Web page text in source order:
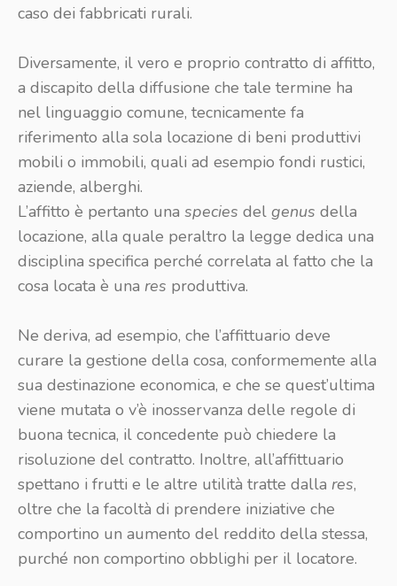
caso dei fabbricati rurali.
Diversamente, il vero e proprio contratto di affitto,
a discapito della diffusione che tale termine ha
nel linguaggio comune, tecnicamente fa
riferimento alla sola locazione di beni produttivi
mobili o immobili, quali ad esempio fondi rustici,
aziende, alberghi.
L’affitto è pertanto una species del genus della
locazione, alla quale peraltro la legge dedica una
disciplina specifica perché correlata al fatto che la
cosa locata è una res produttiva.
Ne deriva, ad esempio, che l’affittuario deve
curare la gestione della cosa, conformemente alla
sua destinazione economica, e che se quest’ultima
viene mutata o v’è inosservanza delle regole di
buona tecnica, il concedente può chiedere la
risoluzione del contratto. Inoltre, all’affittuario
spettano i frutti e le altre utilità tratte dalla res,
oltre che la facoltà di prendere iniziative che
comportino un aumento del reddito della stessa,
purché non comportino obblighi per il locatore.